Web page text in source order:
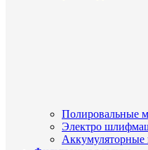
Полировальные
Электро
Аккумуляторные